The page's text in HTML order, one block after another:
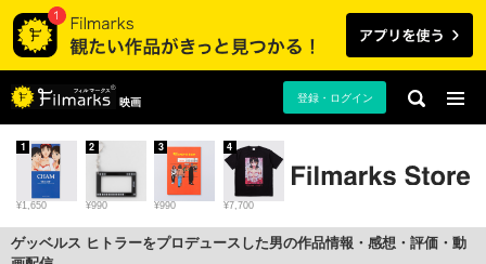
映画 登録・ログイン
¥1,650
1
¥990
2
¥990
3
¥7,700
4
ゲッベルス ヒトラーをプロデュースした男の作品情報・感想・評価・動